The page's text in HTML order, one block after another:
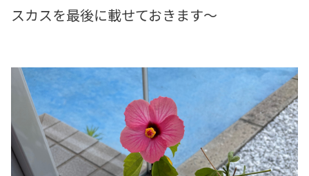
スカスを最後に載せておきます～